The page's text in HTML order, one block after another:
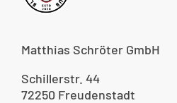
Matthias Schröter GmbH
Schillerstr. 44
72250 Freudenstadt